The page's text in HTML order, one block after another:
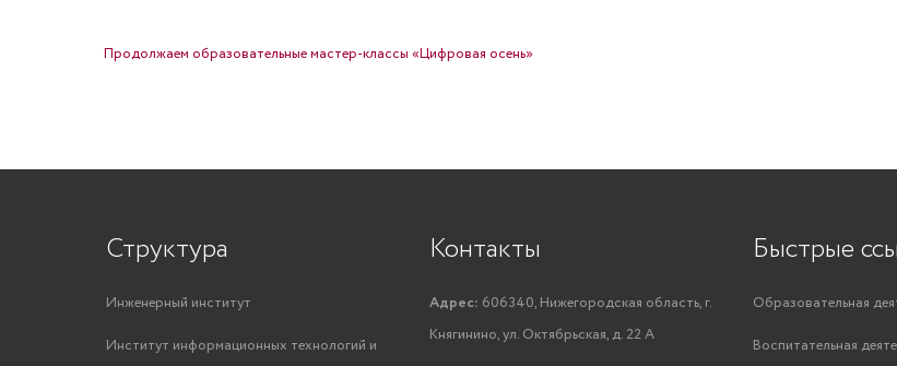
Продолжаем образовательные мастер-классы «Цифровая осень»
Структура
Инженерный институт
Институт информационных технологий и
Контакты
Адрес: 606340, Нижегородская область, г.
Княгинино, ул. Октябрьская, д. 22 А
Быстрые
Образовательная
Воспитательная